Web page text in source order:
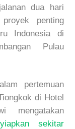
dua hari
penting
Indonesia di
Pulau
pertemuan
di Hotel
mengatakan
sekitar